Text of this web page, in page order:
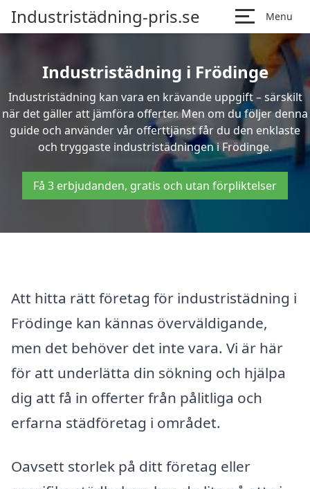
Industristädning-pris.se Menu
Industristädning i Frödinge
Industristädning kan vara en krävande uppgift – särskilt
när det gäller att jämföra offerter. Men om du följer denna
guide och använder vår offerttjänst får du den enklaste
och tryggaste industristädningen i Frödinge.
Få 3 erbjudanden, gratis och utan förpliktelser
Att hitta rätt företag för industristädning i
Frödinge kan kännas överväldigande,
men det behöver det inte vara. Vi är här
för att underlätta din sökning och hjälpa
dig att få in offerter från pålitliga och
erfarna städföretag i området.
Oavsett storlek på ditt företag eller